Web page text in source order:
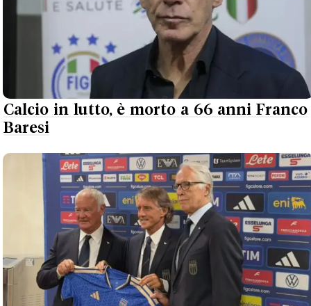
Calcio in lutto, è morto a 66 anni Franco
Baresi